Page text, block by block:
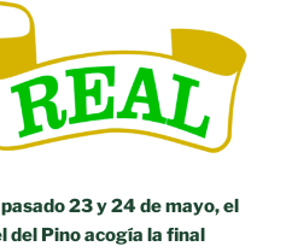
pasado 23 y 24 de mayo, el
Pino acogía la final